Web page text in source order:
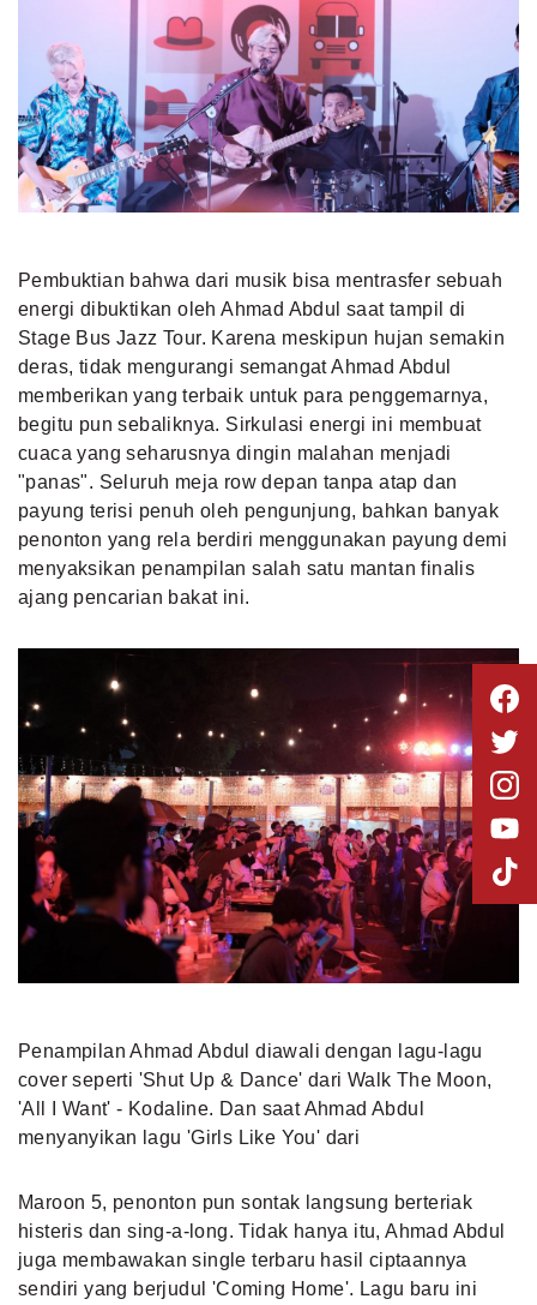
Pembuktian bahwa dari musik bisa mentrasfer sebuah
energi dibuktikan oleh Ahmad Abdul saat tampil di
Stage Bus Jazz Tour. Karena meskipun hujan semakin
deras, tidak mengurangi semangat Ahmad Abdul
memberikan yang terbaik untuk para penggemarnya,
begitu pun sebaliknya. Sirkulasi energi ini membuat
cuaca yang seharusnya dingin malahan menjadi
"panas". Seluruh meja row depan tanpa atap dan
payung terisi penuh oleh pengunjung, bahkan banyak
penonton yang rela berdiri menggunakan payung demi
menyaksikan penampilan salah satu mantan finalis
ajang pencarian bakat ini.
Penampilan Ahmad Abdul diawali dengan lagu-lagu
cover seperti 'Shut Up & Dance' dari Walk The Moon,
'All I Want' - Kodaline. Dan saat Ahmad Abdul
menyanyikan lagu 'Girls Like You' dari
Maroon 5, penonton pun sontak langsung berteriak
histeris dan sing-a-long. Tidak hanya itu, Ahmad Abdul
juga membawakan single terbaru hasil ciptaannya
sendiri yang berjudul 'Coming Home'. Lagu baru ini